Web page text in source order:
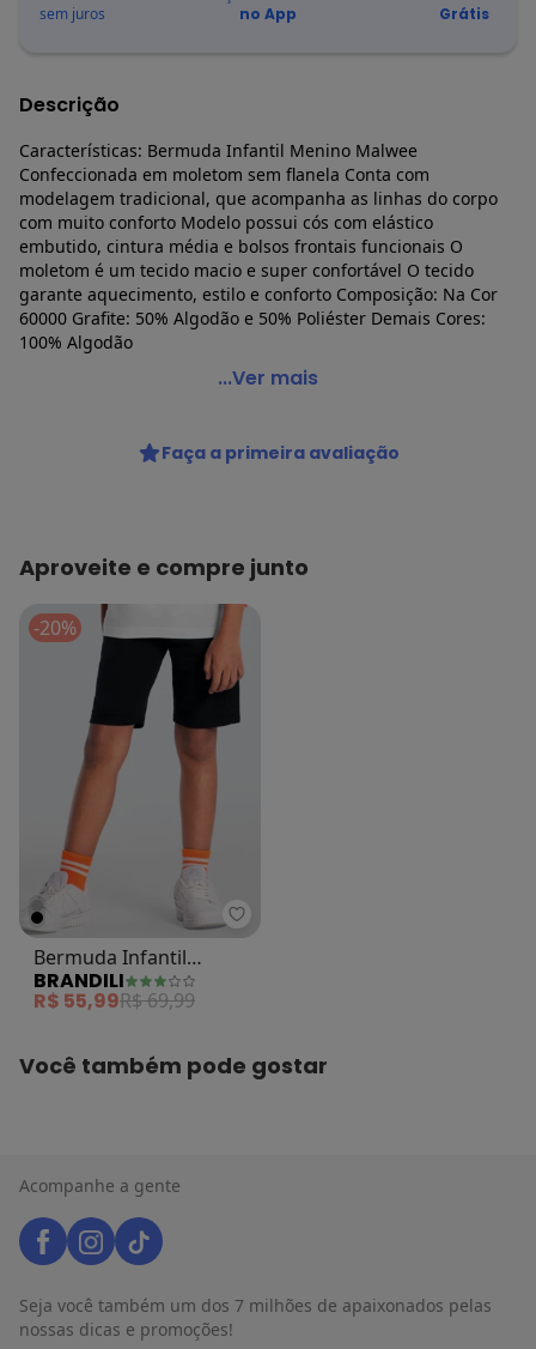
sem juros
no App
Grátis
Descrição
Características: Bermuda Infantil Menino Malwee
Confeccionada em moletom sem flanela Conta com
modelagem tradicional, que acompanha as linhas do corpo
com muito conforto Modelo possui cós com elástico
embutido, cintura média e bolsos frontais funcionais O
moletom é um tecido macio e super confortável O tecido
garante aquecimento, estilo e conforto Composição: Na Cor
60000 Grafite: 50% Algodão e 50% Poliéster Demais Cores:
100% Algodão
Malwee - Bermuda Infantil Menino Moletom Malwee
Código do produto: 22602711
Colecao : BÁSICO
...Ver mais
Faça a primeira avaliação
Aproveite e compre junto
-20%
Brandili - Bermuda Infantil
Bermuda Infantil
Menino em Moletinho
Preto
BRANDILI
R$ 55,99R$ 69,99
Você também pode gostar
Acompanhe a gente
Seja você também um dos 7 milhões de apaixonados pelas
nossas dicas e promoções!